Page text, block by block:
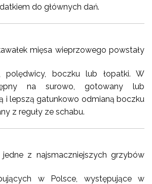
do głównych dań.
mięsa wieprzowego powstały
polędwicy, boczku lub łopatki. W
na surowo, gotowany lub
i lepszą gatunkowo odmianą boczku
z reguły ze schabu.
jedne z najsmaczniejszych grzybów
w Polsce, występujące w